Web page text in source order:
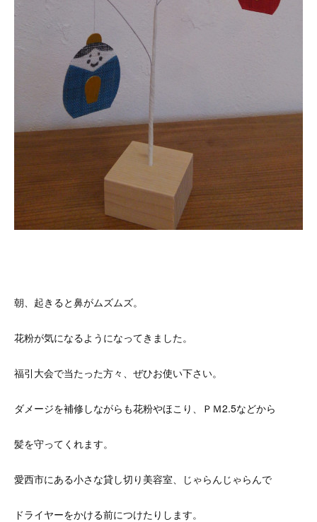
朝、起きると鼻がムズムズ。
花粉が気になるようになってきました。
福引大会で当たった方々、ぜひお使い下さい。
ダメージを補修しながらも花粉やほこり、ＰＭ2.5などから
髪を守ってくれます。
愛西市にある小さな貸し切り美容室、じゃらんじゃらんで
ドライヤーをかける前につけたりします。